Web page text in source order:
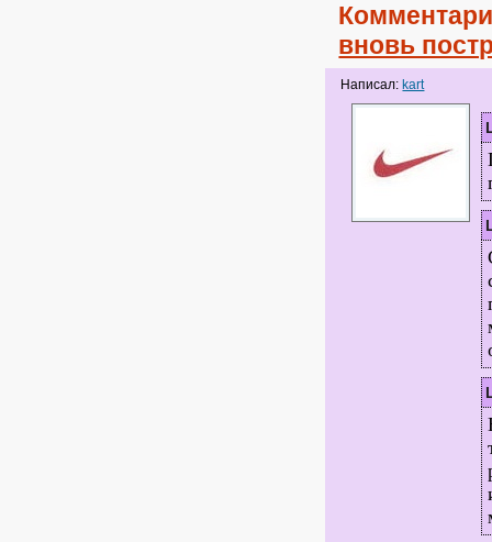
вновь
Написал: kart